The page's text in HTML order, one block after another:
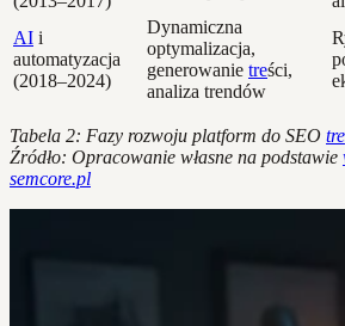
AI i
automatyzacja
(2018–2024)
Dynamiczna
optymalizacja,
generowanie treści,
analiza trendów
Tabela 2: Fazy rozwoju platform do SEO tre
Źródło: Opracowanie własne na podstawie
semcore.pl